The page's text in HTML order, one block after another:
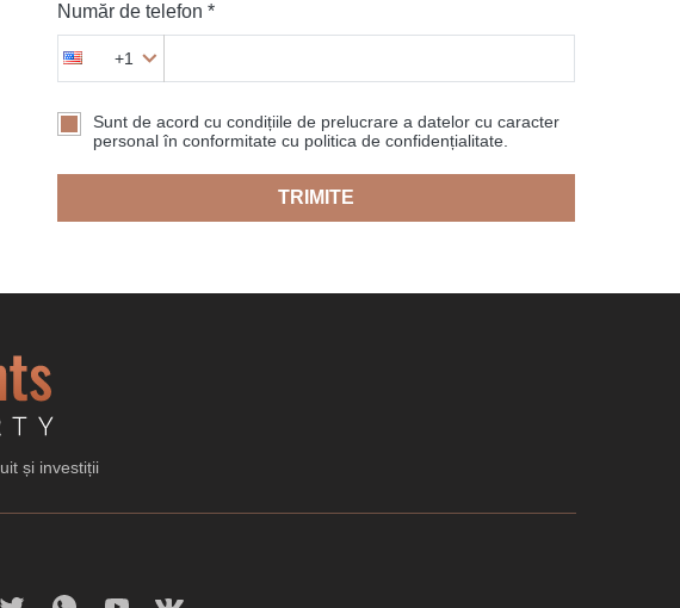
Număr de telefon *
+1
Sunt de acord cu condițiile de prelucrare a datelor cu caracter
personal în conformitate cu politica de confidențialitate.
TRIMITE
și investiții